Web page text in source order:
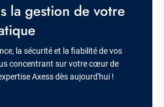
la gestion de votre
la sécurité et la fiabilité de vos
concentrant sur votre cœur de
Axess dès aujourd'hui !